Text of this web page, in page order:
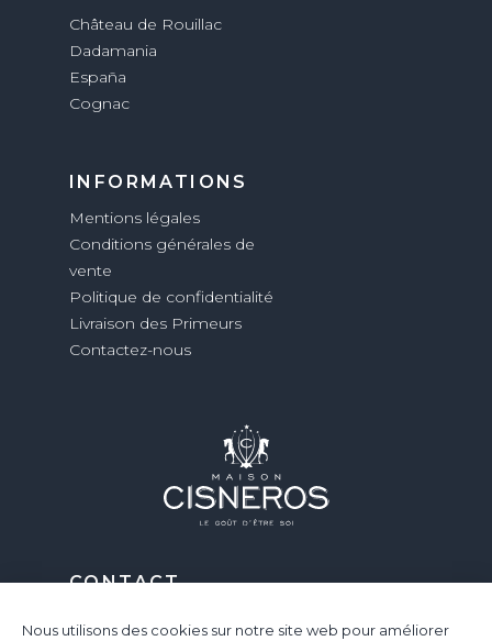
Château de Rouillac
Dadamania
España
Cognac
INFORMATIONS
Mentions légales
Conditions générales de
vente
Politique de confidentialité
Livraison des Primeurs
Contactez-nous
CONTACT
Nous utilisons des cookies sur notre site web pour améliorer